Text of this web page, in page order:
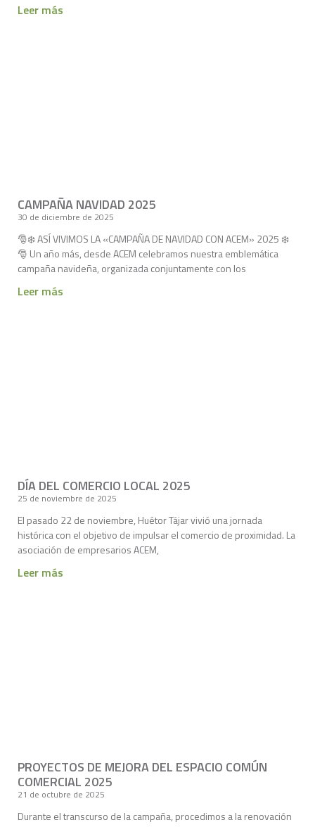
Leer más
CAMPAÑA NAVIDAD 2025
30 de diciembre de 2025
🎅❄️ ASÍ VIVIMOS LA «CAMPAÑA DE NAVIDAD CON ACEM» 2025 ❄️
🎅 Un año más, desde ACEM celebramos nuestra emblemática
campaña navideña, organizada conjuntamente con los
Leer más
DÍA DEL COMERCIO LOCAL 2025
25 de noviembre de 2025
El pasado 22 de noviembre, Huétor Tájar vivió una jornada
histórica con el objetivo de impulsar el comercio de proximidad. La
asociación de empresarios ACEM,
Leer más
PROYECTOS DE MEJORA DEL ESPACIO COMÚN
COMERCIAL 2025
21 de octubre de 2025
Durante el transcurso de la campaña, procedimos a la renovación